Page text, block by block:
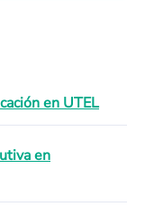
en UTEL
en